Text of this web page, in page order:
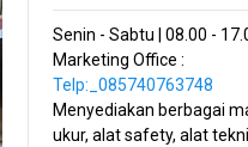
Senin - Sabtu | 08.00 -
Marketing Office :
Telp:_085740763748
Menyediakan berbagai
ukur, alat safety, alat